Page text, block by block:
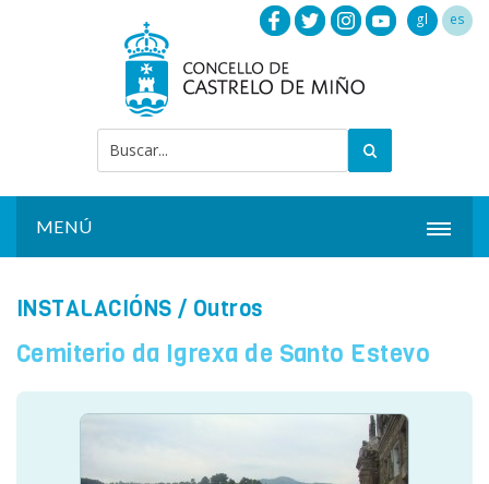
gl es
MENÚ
INSTALACIÓNS
SERVIZOS
INSTALACIÓNS / Outros
Cemiterio da Igrexa de Santo Estevo